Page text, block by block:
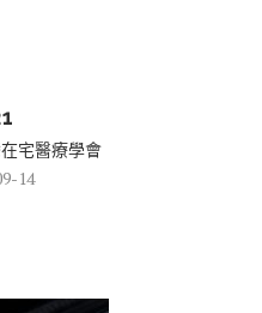
宅醫療學會
14